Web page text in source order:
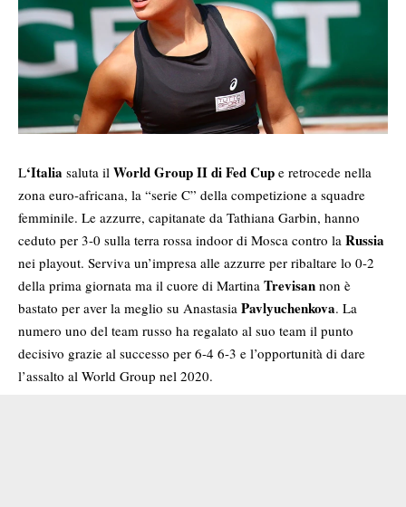
L‘Italia saluta il World Group II di Fed Cup e retrocede nella
zona euro-africana, la “serie C” della competizione a squadre
femminile. Le azzurre, capitanate da Tathiana Garbin, hanno
ceduto per 3-0 sulla terra rossa indoor di Mosca contro la Russia
nei playout. Serviva un’impresa alle azzurre per ribaltare lo 0-2
della prima giornata ma il cuore di Martina Trevisan non è
bastato per aver la meglio su Anastasia Pavlyuchenkova. La
numero uno del team russo ha regalato al suo team il punto
decisivo grazie al successo per 6-4 6-3 e l’opportunità di dare
l’assalto al World Group nel 2020.